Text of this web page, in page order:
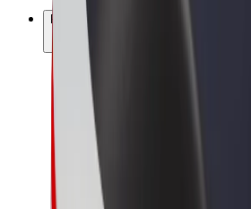
Paslaugos
Kelionės
Paspirtukai
„Bolt Market“
„Bolt Food“
„Bolt Drive“